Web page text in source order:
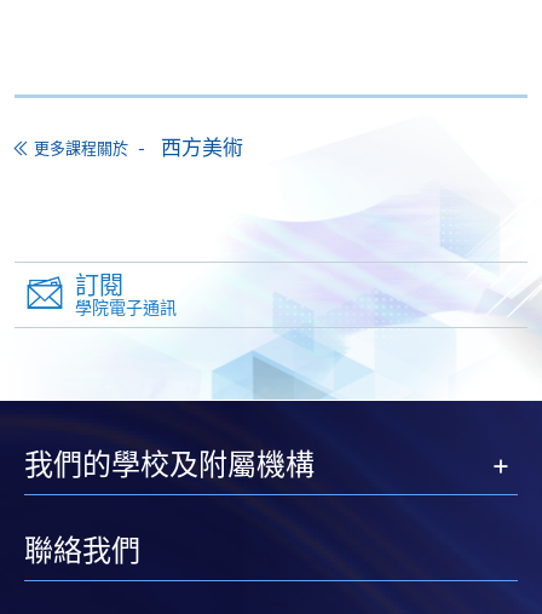
報讀同一學歷頒授課程內其他單元
個別課程為須報讀同一學歷頒授課程及其他單元或繳
交下期學費的學員，提供網上服務，如學員就讀的課
網上支付可通過「繳費靈」(PPS) (不適用於手機)、
Pay) 、「支付寶」(Online Alipay) 或 「轉數快」(FPS)
繳付學費。
更多課程關於 西方美術
訂閱
學院電子通訊
我們的學校及附屬機構
聯絡我們